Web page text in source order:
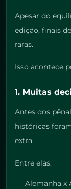
Apesar do
edição, finais
raras.
Isso acontece
1. Muitas
Antes dos
históricas
extra.
Entre elas:
Alemanha x